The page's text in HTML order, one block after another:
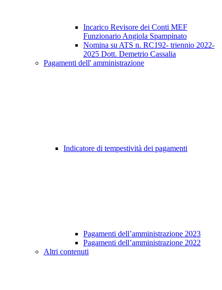
Incarico Revisore dei Conti MEF
Funzionario Angiola Spampinato
Nomina su ATS n. RC192- triennio 2022-
2025 Dott. Demetrio Cassalia
Pagamenti dell' amministrazione
Indicatore di tempestività dei pagamenti
Pagamenti dell’amministrazione 2023
Pagamenti dell’amministrazione 2022
Altri contenuti